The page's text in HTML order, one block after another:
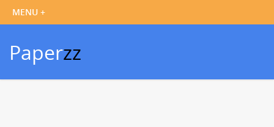
Paperzz